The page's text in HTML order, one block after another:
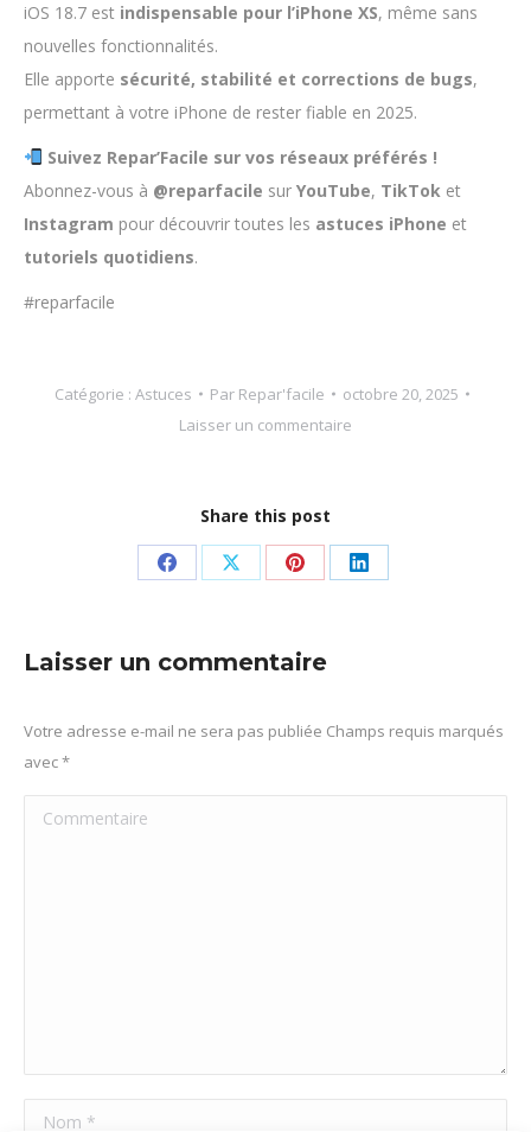
iOS 18.7 est indispensable pour l’iPhone XS, même sans
nouvelles fonctionnalités.
Elle apporte sécurité, stabilité et corrections de bugs,
permettant à votre iPhone de rester fiable en 2025.
Suivez Repar’Facile sur vos réseaux préférés !
Abonnez-vous à @reparfacile sur YouTube, TikTok et
Instagram pour découvrir toutes les astuces iPhone et
tutoriels quotidiens.
#reparfacile
Catégorie : Astuces Par Repar'facile
octobre 20, 2025
Laisser un commentaire
Share this post
PartagerPartagerPartager
Pinterest
Partager
Laisser un commentaire
Votre adresse e-mail ne sera pas publiée Champs requis marqués
avec*
Commentaire
Nom *